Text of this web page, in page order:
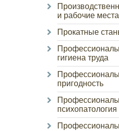
и рабочие места
Прокатные
гигиена труда
пригодность
психопатология